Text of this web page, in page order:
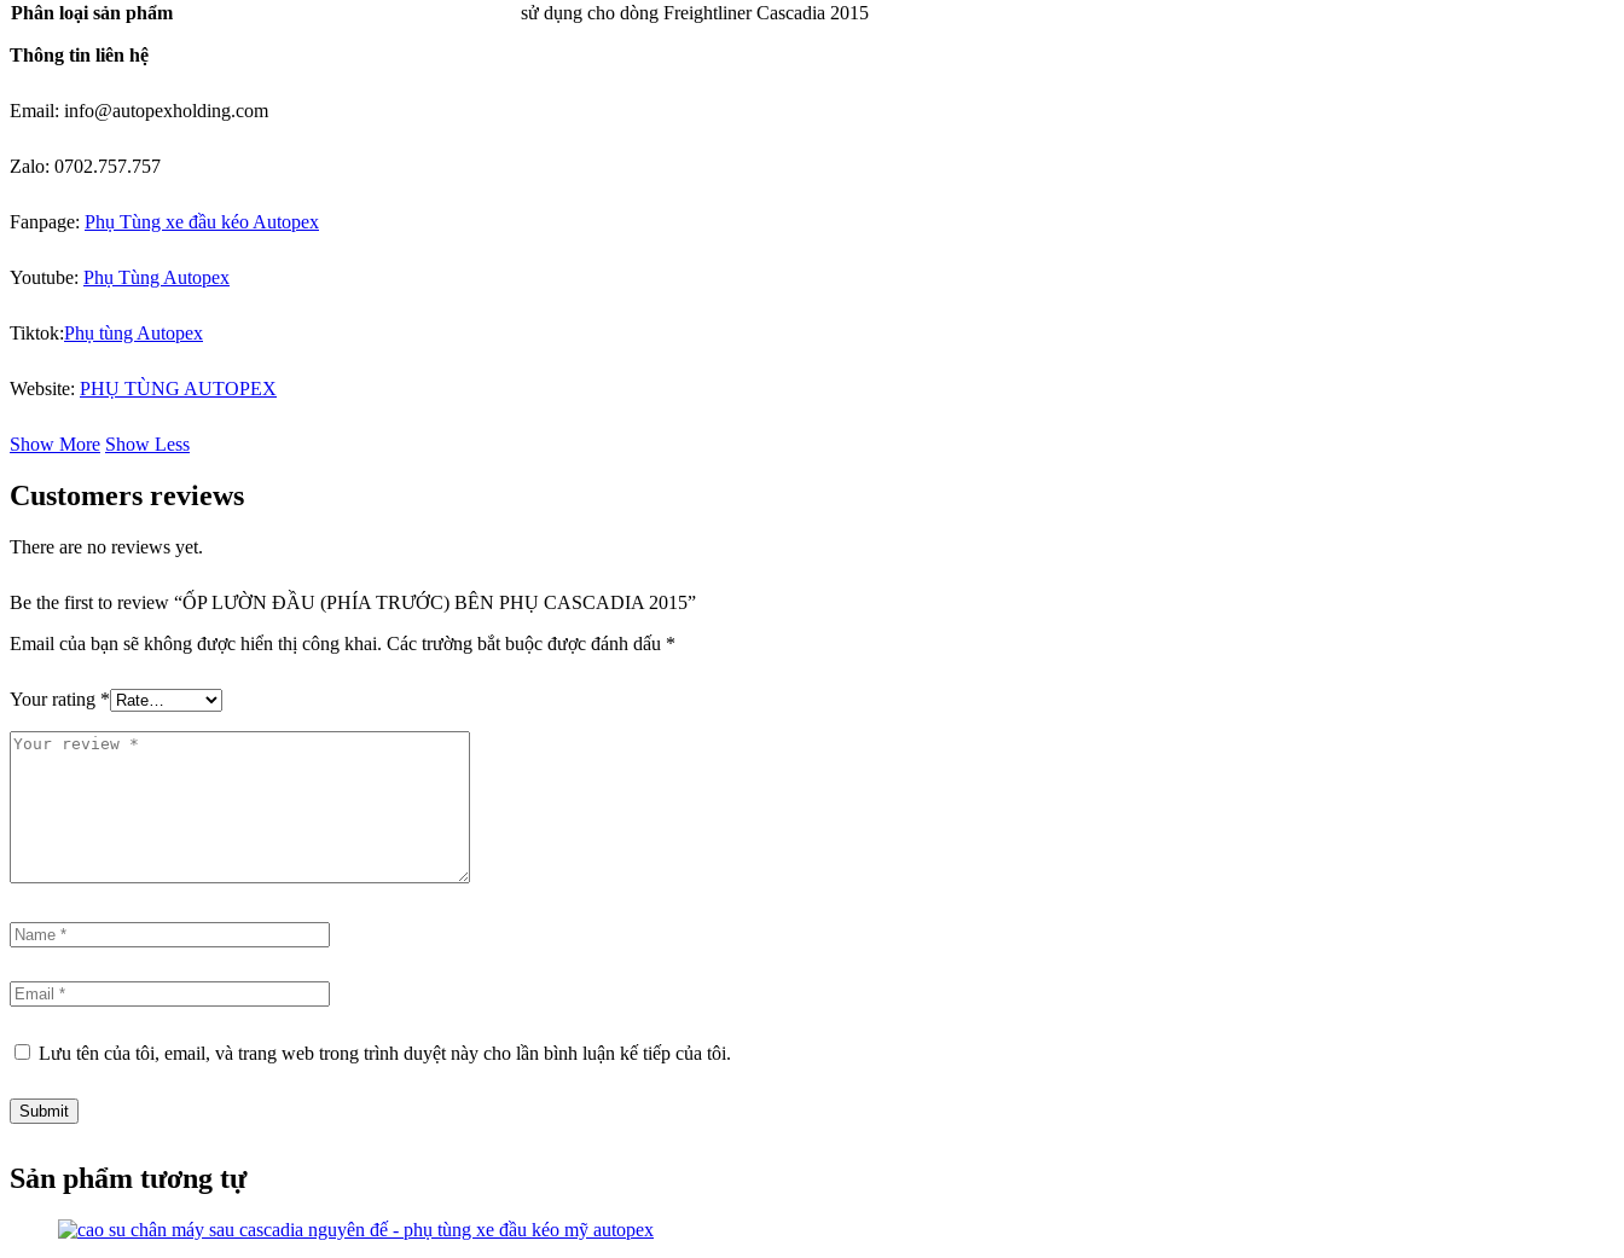
Phân loại sản phẩm
sử dụng cho dòng Freightliner Cascadia 2015
Thông tin liên hệ
Email: info@autopexholding.com
Zalo: 0702.757.757
Fanpage: Phụ Tùng xe đầu kéo Autopex
Youtube: Phụ Tùng Autopex
Tiktok:Phụ tùng Autopex
Website: PHỤ TÙNG AUTOPEX
Show More Show Less
Customers reviews
There are no reviews yet.
Be the first to review “ỐP LƯỜN ĐẦU (PHÍA TRƯỚC) BÊN PHỤ CASCADIA 2015”
Email của bạn sẽ không được hiển thị công khai. Các trường bắt buộc được đánh dấu *
Your rating *
Lưu tên của tôi, email, và trang web trong trình duyệt này cho lần bình luận kế tiếp của tôi.
Sản phẩm tương tự